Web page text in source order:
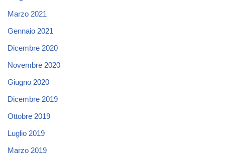
Marzo 2021
Gennaio 2021
Dicembre 2020
Novembre 2020
Giugno 2020
Dicembre 2019
Ottobre 2019
Luglio 2019
Marzo 2019